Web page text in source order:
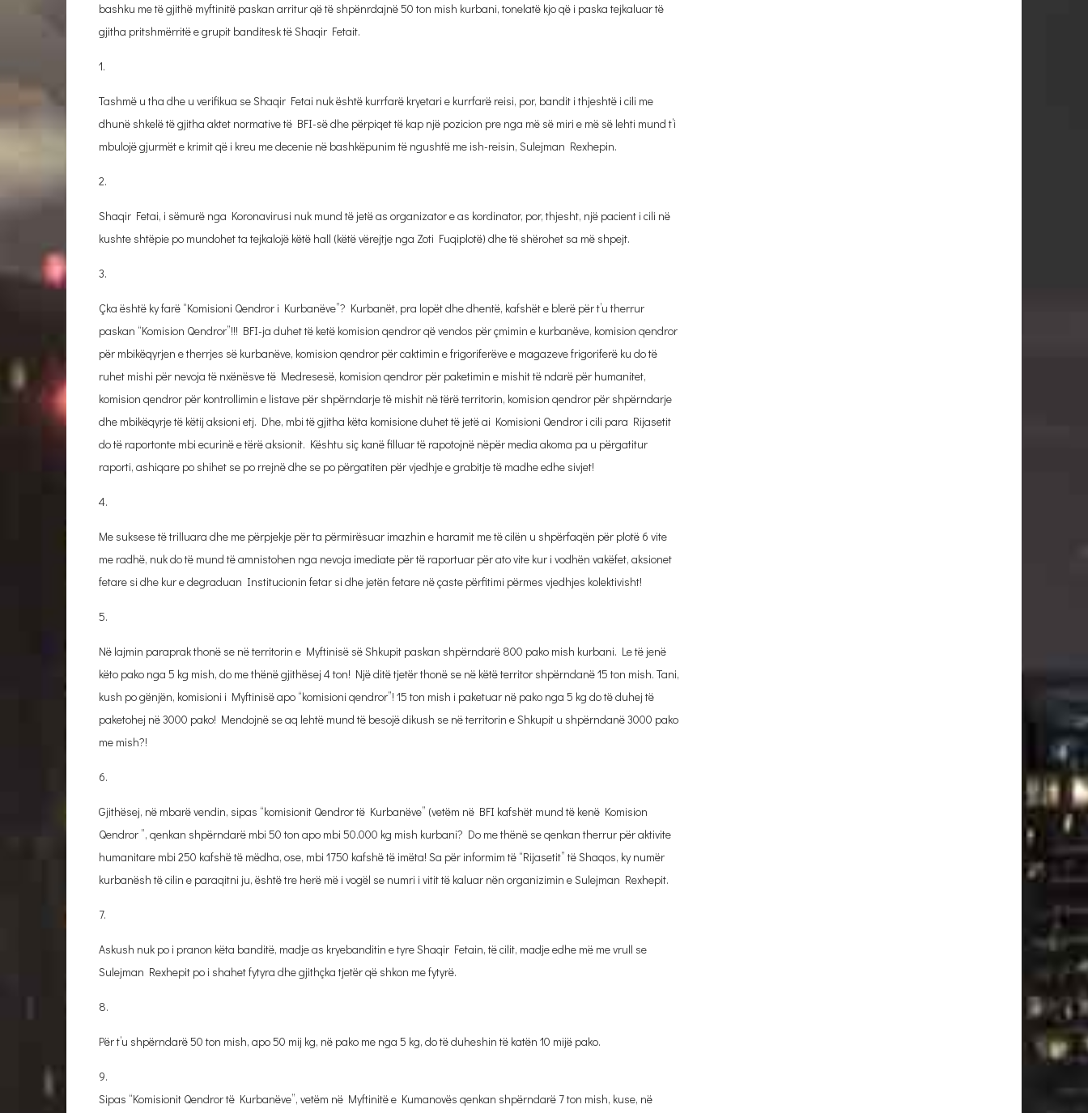
bashku me të gjithë myftinitë paskan arritur që të shpënrdajnë 50 ton mish kurbani, tonelatë kjo që i paska tejkaluar të
gjitha pritshmërritë e grupit banditesk të Shaqir Fetait.
1.
Tashmë u tha dhe u verifikua se Shaqir Fetai nuk është kurrfarë kryetari e kurrfarë reisi, por, bandit i thjeshtë i cili me
dhunë shkelë të gjitha aktet normative të BFI-së dhe përpiqet të kap një pozicion pre nga më së miri e më së lehti mund t’i
mbulojë gjurmët e krimit që i kreu me decenie në bashkëpunim të ngushtë me ish-reisin, Sulejman Rexhepin.
2.
Shaqir Fetai, i sëmurë nga Koronavirusi nuk mund të jetë as organizator e as kordinator, por, thjesht, një pacient i cili në
kushte shtëpie po mundohet ta tejkalojë këtë hall (këtë vërejtje nga Zoti Fuqiplotë) dhe të shërohet sa më shpejt.
3.
Çka është ky farë “Komisioni Qendror i Kurbanëve”? Kurbanët, pra lopët dhe dhentë, kafshët e blerë për t’u therrur
paskan “Komision Qendror”!!! BFI-ja duhet të ketë komision qendror që vendos për çmimin e kurbanëve, komision qendror
për mbikëqyrjen e therrjes së kurbanëve, komision qendror për caktimin e frigoriferëve e magazeve frigoriferë ku do të
ruhet mishi për nevoja të nxënësve të Medresesë, komision qendror për paketimin e mishit të ndarë për humanitet,
komision qendror për kontrollimin e listave për shpërndarje të mishit në tërë territorin, komision qendror për shpërndarje
dhe mbikëqyrje të këtij aksioni etj. Dhe, mbi të gjitha këta komisione duhet të jetë ai Komisioni Qendror i cili para Rijasetit
do të raportonte mbi ecurinë e tërë aksionit. Kështu siç kanë filluar të rapotojnë nëpër media akoma pa u përgatitur
raporti, ashiqare po shihet se po rrejnë dhe se po përgatiten për vjedhje e grabitje të madhe edhe sivjet!
4.
Me suksese të trilluara dhe me përpjekje për ta përmirësuar imazhin e haramit me të cilën u shpërfaqën për plotë 6 vite
me radhë, nuk do të mund të amnistohen nga nevoja imediate për të raportuar për ato vite kur i vodhën vakëfet, aksionet
fetare si dhe kur e degraduan Institucionin fetar si dhe jetën fetare në çaste përfitimi përmes vjedhjes kolektivisht!
5.
Në lajmin paraprak thonë se në territorin e Myftinisë së Shkupit paskan shpërndarë 800 pako mish kurbani. Le të jenë
këto pako nga 5 kg mish, do me thënë gjithësej 4 ton! Një ditë tjetër thonë se në këtë territor shpërndanë 15 ton mish. Tani,
kush po gënjën, komisioni i Myftinisë apo “komisioni qendror”! 15 ton mish i paketuar në pako nga 5 kg do të duhej të
paketohej në 3000 pako! Mendojnë se aq lehtë mund të besojë dikush se në territorin e Shkupit u shpërndanë 3000 pako
me mish?!
6.
Gjithësej, në mbarë vendin, sipas “komisionit Qendror të Kurbanëve” (vetëm në BFI kafshët mund të kenë Komision
Qendror ”, qenkan shpërndarë mbi 50 ton apo mbi 50.000 kg mish kurbani? Do me thënë se qenkan therrur për aktivite
humanitare mbi 250 kafshë të mëdha, ose, mbi 1750 kafshë të imëta! Sa për informim të “Rijasetit” të Shaqos, ky numër
kurbanësh të cilin e paraqitni ju, është tre herë më i vogël se numri i vitit të kaluar nën organizimin e Sulejman Rexhepit.
7.
Askush nuk po i pranon këta banditë, madje as kryebanditin e tyre Shaqir Fetain, të cilit, madje edhe më me vrull se
Sulejman Rexhepit po i shahet fytyra dhe gjithçka tjetër që shkon me fytyrë.
8.
Për t’u shpërndarë 50 ton mish, apo 50 mij kg, në pako me nga 5 kg, do të duheshin të katën 10 mijë pako.
9.
Sipas “Komisionit Qendror të Kurbanëve”, vetëm në Myftinitë e Kumanovës qenkan shpërndarë 7 ton mish, kuse, në